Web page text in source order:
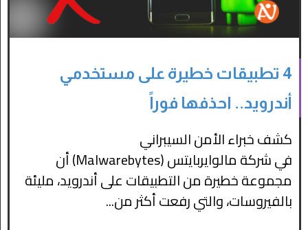
4 تطبيقات خطيرة على مستخدمي
أندرويد.. احذفها فوراً
كشف خبراء الأمن السيبراني
في شركة مالوايربايتس (Malwarebytes) أن
مجموعة خطيرة من التطبيقات على أندرويد، مليئة
بالفيروسات، والتي رفعت أكثر من...